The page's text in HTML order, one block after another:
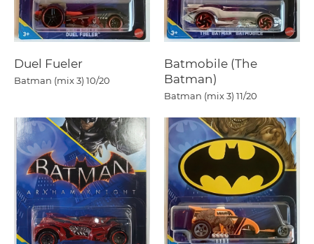
Duel Fueler
Batman (mix 3) 10/20
Batmobile (The
Batman)
Batman (mix 3) 11/20